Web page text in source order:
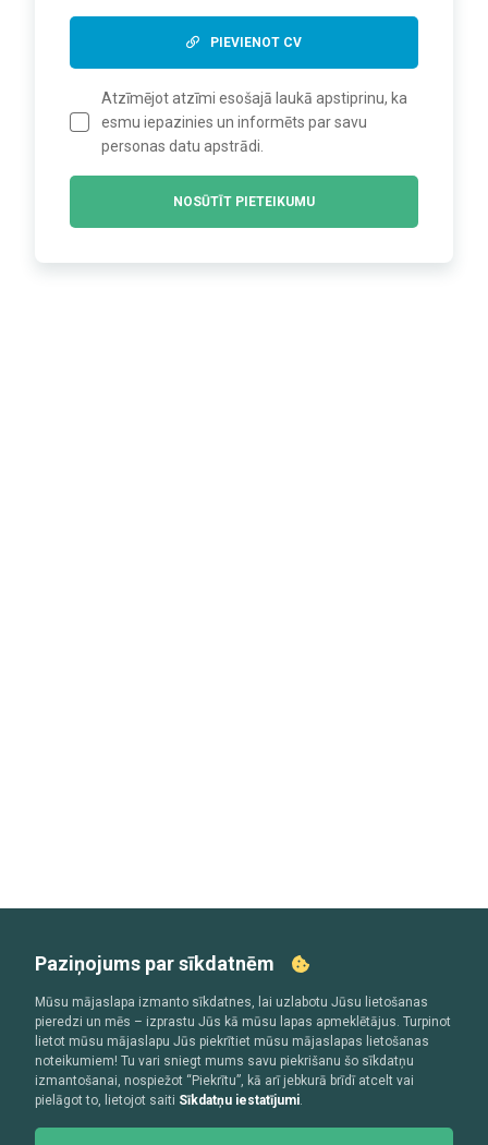
PIEVIENOT CV
Atzīmējot atzīmi esošajā laukā apstiprinu, ka
esmu iepazinies un informēts par savu
personas datu apstrādi.
NOSŪTĪT PIETEIKUMU
Paziņojums par sīkdatnēm
Mūsu mājaslapa izmanto sīkdatnes, lai uzlabotu Jūsu lietošanas
pieredzi un mēs – izprastu Jūs kā mūsu lapas apmeklētājus. Turpinot
lietot mūsu mājaslapu Jūs piekrītiet mūsu mājaslapas lietošanas
noteikumiem! Tu vari sniegt mums savu piekrišanu šo sīkdatņu
izmantošanai, nospiežot “Piekrītu”, kā arī jebkurā brīdī atcelt vai
pielāgot to, lietojot saiti Sīkdatņu iestatījumi.